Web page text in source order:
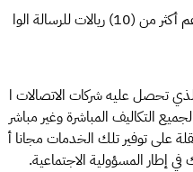
- (50) هللة إذا كان مبلغ التبرع أو الدعم أكثر من (10) ريالات للرسالة الوا
الذي تحصل عليه شركات الاتصالات ا
لجميع التكاليف المباشرة وغير مباشر
على توفير تلك الخدمات مجانا أ
إطار المسؤولية الاجتماعية.